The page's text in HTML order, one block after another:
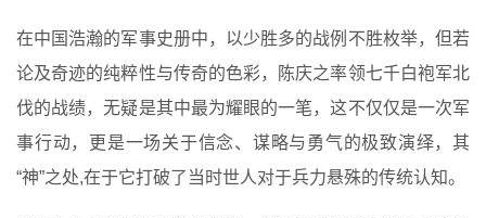
在中国浩瀚的军事史册中，以少胜多的战例不胜枚举，但若
论及奇迹的纯粹性与传奇的色彩，陈庆之率领七千白袍军北
伐的战绩，无疑是其中最为耀眼的一笔，这不仅仅是一次军
事行动，更是一场关于信念、谋略与勇气的极致演绎，其
“神”之处,在于它打破了当时世人对于兵力悬殊的传统认知。